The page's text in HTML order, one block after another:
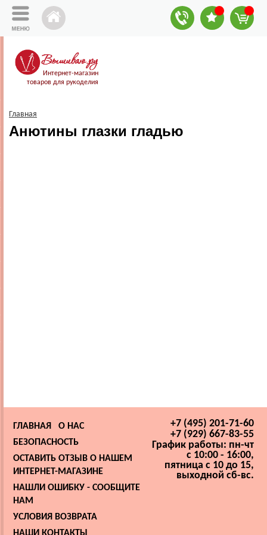
Интернет-магазин
товаров для рукоделия
Главная
Анютины глазки гладью
+7 (495) 201-71-60
+7 (929) 667-83-55
График работы: пн-чт
с 10:00 - 16:00,
пятница с 10 до 15,
выходной сб-вс.
ГЛАВНАЯ
О НАС
БЕЗОПАСНОСТЬ
ОСТАВИТЬ ОТЗЫВ О НАШЕМ
ИНТЕРНЕТ-МАГАЗИНЕ
НАШЛИ ОШИБКУ - СООБЩИТЕ
НАМ
УСЛОВИЯ ВОЗВРАТА